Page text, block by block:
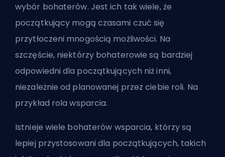
wybór bohaterów. Jest ich tak wiele, że
początkujący mogą czasami czuć się
przytłoczeni mnogością możliwości. Na
szczęście, niektórzy bohaterowie są bardziej
odpowiedni dla początkujących niż inni,
niezależnie od planowanej przez ciebie roli. Na
przykład rolawsparcia.
Istnieje wiele bohaterów wsparcia, którzy są
lepiej przystosowani dla początkujących, takich